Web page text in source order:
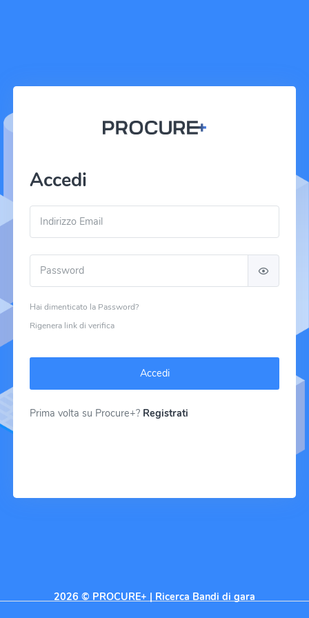
Accedi
Hai dimenticato la Password?
Rigenera link di verifica
Accedi
Prima volta su Procure+? Registrati
2026 © PROCURE+ | Ricerca Bandi di gara